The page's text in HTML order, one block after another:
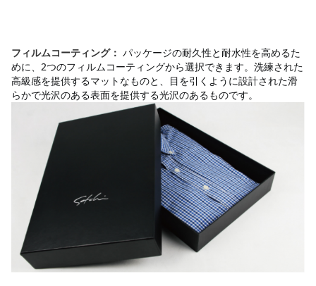
フィルムコーティング： パッケージの耐久性と耐水性を高めるた
めに、2つのフィルムコーティングから選択できます。洗練された
高級感を提供するマットなものと、目を引くように設計された滑
らかで光沢のある表面を提供する光沢のあるものです。